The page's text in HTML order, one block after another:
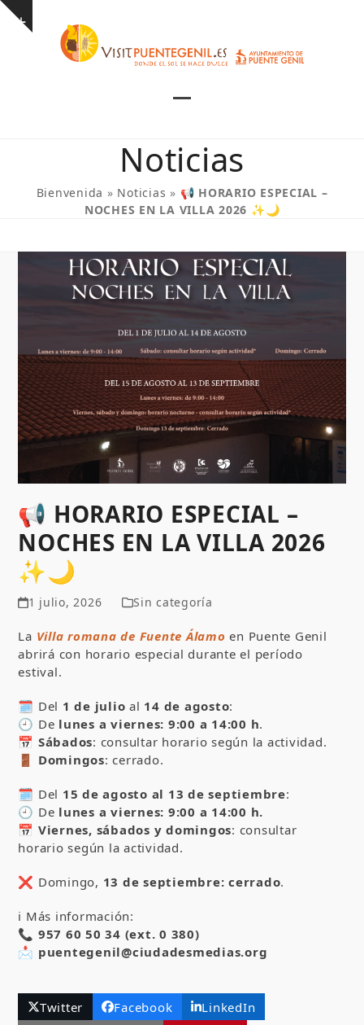
Skip
Show
mobile
menu
mobile
menu
Noticias
Bienvenida » Noticias » 📢 HORARIO ESPECIAL –
NOCHES EN LA VILLA 2026 ✨🌙
📢 HORARIO ESPECIAL –
NOCHES EN LA VILLA 2026
✨🌙
1 julio, 2026 Sin categoría
La Villa romana de Fuente Álamo en Puente Genil
abrirá con horario especial durante el período
estival.
🗓️ Del 1 de julio al 14 de agosto:
🕘 De lunes a viernes: 9:00 a 14:00 h.
📅 Sábados: consultar horario según la actividad.
🚪 Domingos: cerrado.
🗓️ Del 15 de agosto al 13 de septiembre:
🕘 De lunes a viernes: 9:00 a 14:00 h.
📅 Viernes, sábados y domingos: consultar
horario según la actividad.
❌ Domingo, 13 de septiembre: cerrado.
ℹ️ Más información:
📞 957 60 50 34 (ext. 0 380)
📩 puentegenil@ciudadesmedias.org
Twitter Facebook
LinkedIn